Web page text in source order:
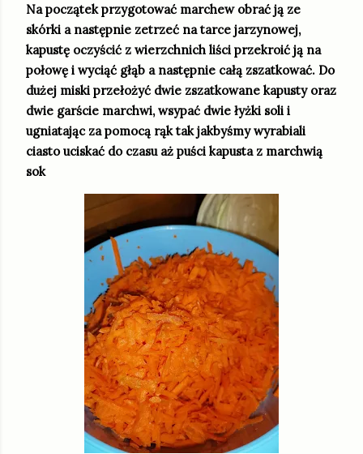
Na początek przygotować marchew obrać ją ze
skórki a następnie zetrzeć na tarce jarzynowej,
kapustę oczyścić z wierzchnich liści przekroić ją na
połowę i wyciąć głąb a następnie całą zszatkować. Do
dużej miski przełożyć dwie zszatkowane kapusty oraz
dwie garście marchwi, wsypać dwie łyżki soli i
ugniatając za pomocą rąk tak jakbyśmy wyrabiali
ciasto uciskać do czasu aż puści kapusta z marchwią
sok